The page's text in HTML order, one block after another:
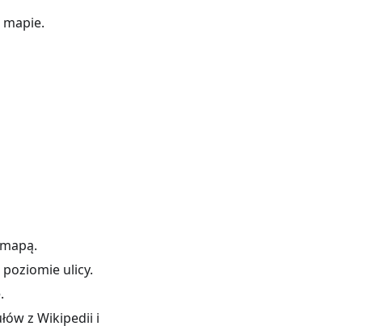
ulicy.
z Wikipedii i